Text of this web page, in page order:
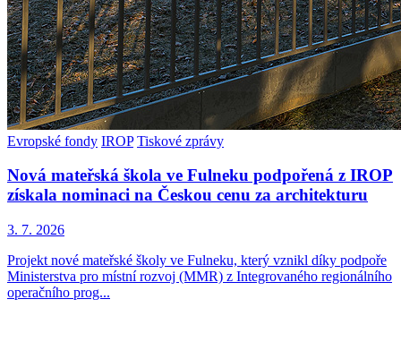
Evropské fondy IROP Tiskové zprávy
Nová mateřská škola ve Fulneku podpořená z IROP
získala nominaci na Českou cenu za architekturu
3. 7. 2026
Projekt nové mateřské školy ve Fulneku, který vznikl díky podpoře
Ministerstva pro místní rozvoj (MMR) z Integrovaného regionálního
operačního prog...